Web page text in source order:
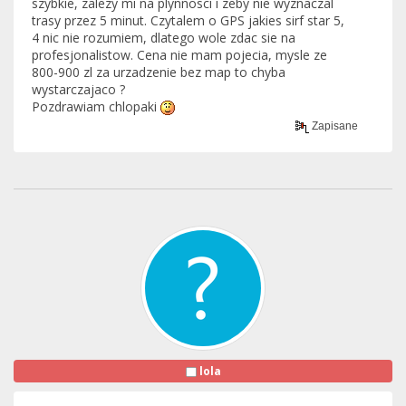
trasy przez 5 minut. Czytalem o GPS jakies sirf star 5,
4 nic nie rozumiem, dlatego wole zdac sie na
profesjonalistow. Cena nie mam pojecia, mysle ze
800-900 zl za urzadzenie bez map to chyba
wystarczajaco ?
Pozdrawiam chlopaki
Zapisane
lola